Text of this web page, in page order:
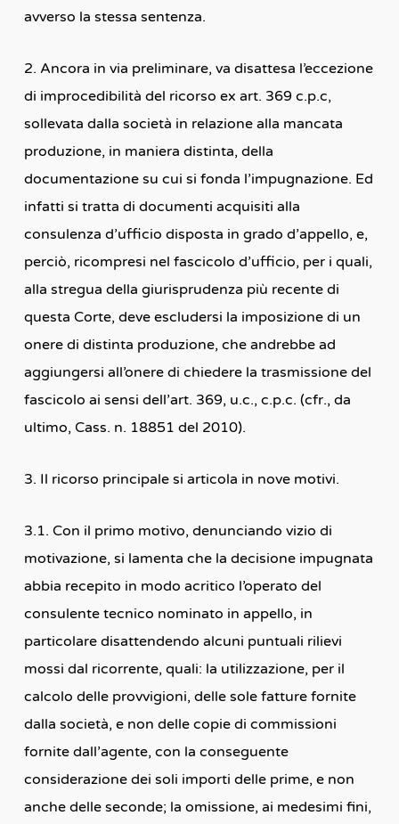
avverso la stessa sentenza.
2. Ancora in via preliminare, va disattesa l’eccezione
di improcedibilità del ricorso ex art. 369 c.p.c,
sollevata dalla società in relazione alla mancata
produzione, in maniera distinta, della
documentazione su cui si fonda l’impugnazione. Ed
infatti si tratta di documenti acquisiti alla
consulenza d’ufficio disposta in grado d’appello, e,
perciò, ricompresi nel fascicolo d’ufficio, per i quali,
alla stregua della giurisprudenza più recente di
questa Corte, deve escludersi la imposizione di un
onere di distinta produzione, che andrebbe ad
aggiungersi all’onere di chiedere la trasmissione del
fascicolo ai sensi dell’art. 369, u.c., c.p.c. (cfr., da
ultimo, Cass. n. 18851 del 2010).
3. Il ricorso principale si articola in nove motivi.
3.1. Con il primo motivo, denunciando vizio di
motivazione, si lamenta che la decisione impugnata
abbia recepito in modo acritico l’operato del
consulente tecnico nominato in appello, in
particolare disattendendo alcuni puntuali rilievi
mossi dal ricorrente, quali: la utilizzazione, per il
calcolo delle provvigioni, delle sole fatture fornite
dalla società, e non delle copie di commissioni
fornite dall’agente, con la conseguente
considerazione dei soli importi delle prime, e non
anche delle seconde; la omissione, ai medesimi fini,